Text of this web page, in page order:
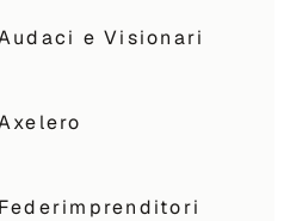
e Visionari
Federimprenditori